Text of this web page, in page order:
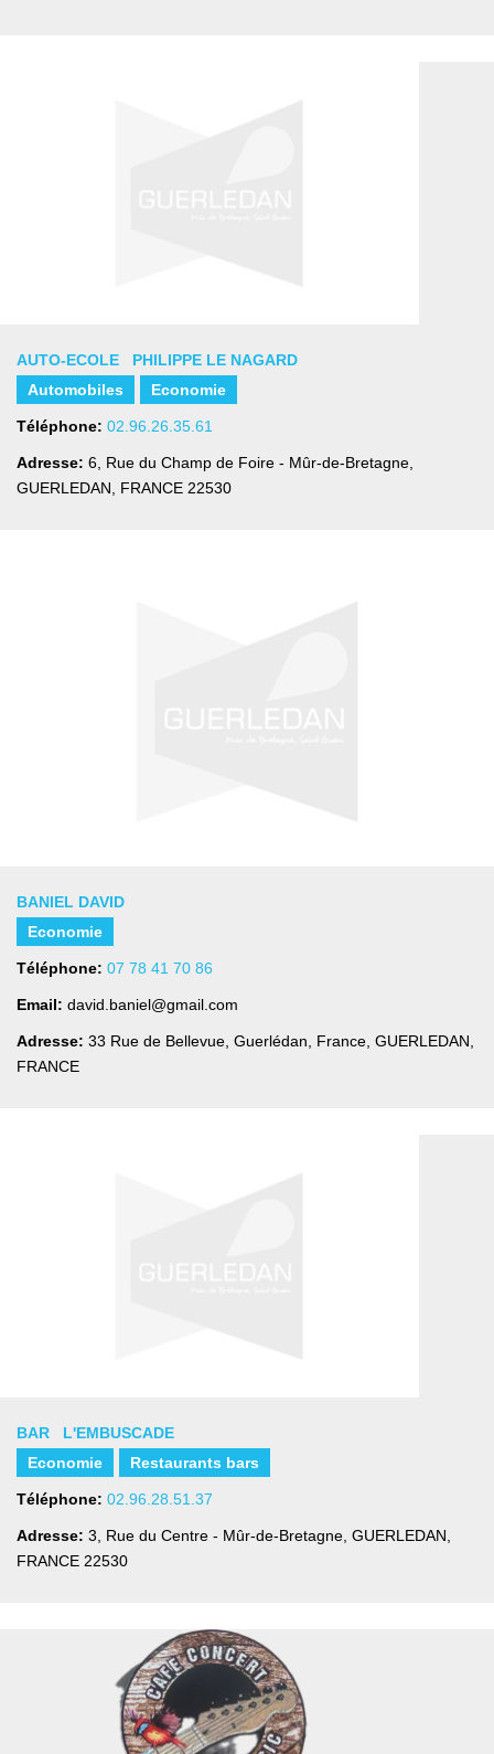
AUTO-ECOLE PHILIPPE LE NAGARD
Automobiles
Economie
Téléphone: 02.96.26.35.61
Adresse: 6, Rue du Champ de Foire - Mûr-de-Bretagne
GUERLEDAN, FRANCE 22530
BANIEL DAVID
Economie
Téléphone: 07 78 41 70 86
Email: david.baniel@gmail.com
Adresse: 33 Rue de Bellevue, Guerlédan, France, GUERLEDAN,
FRANCE
BAR L'EMBUSCADE
Economie
Restaurants bars
Téléphone: 02.96.28.51.37
Adresse: 3, Rue du Centre - Mûr-de-Bretagne, GUERLEDAN,
FRANCE 22530